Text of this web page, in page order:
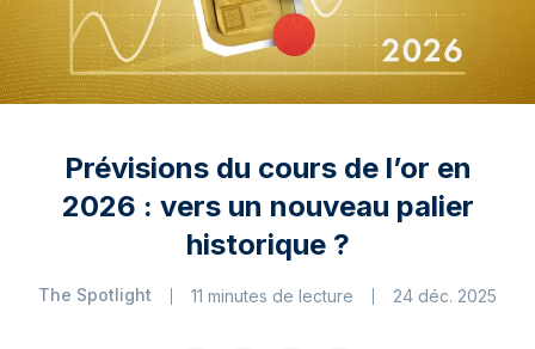
Prévisions du cours de l’or en
2026 : vers un nouveau palier
historique ?
The Spotlight 11 minutes de lecture 24 déc. 2025